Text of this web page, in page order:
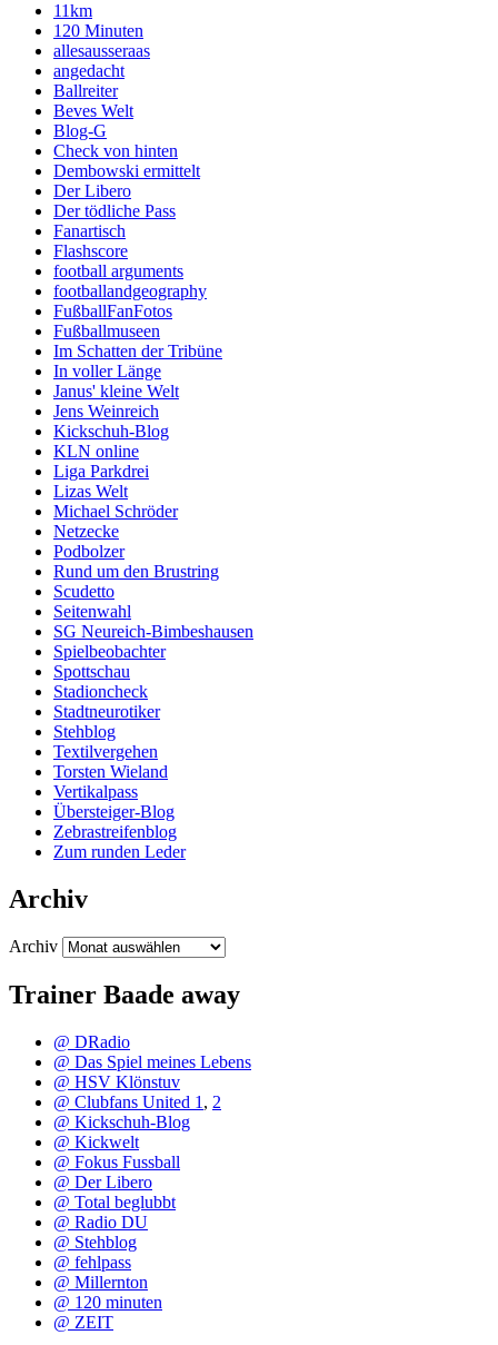
11km
120 Minuten
allesausseraas
angedacht
Ballreiter
Beves Welt
Blog-G
Check von hinten
Dembowski ermittelt
Der Libero
Der tödliche Pass
Fanartisch
Flashscore
football arguments
footballandgeography
FußballFanFotos
Fußballmuseen
Im Schatten der Tribüne
In voller Länge
Janus' kleine Welt
Jens Weinreich
Kickschuh-Blog
KLN online
Liga Parkdrei
Lizas Welt
Michael Schröder
Netzecke
Podbolzer
Rund um den Brustring
Scudetto
Seitenwahl
SG Neureich-Bimbeshausen
Spielbeobachter
Spottschau
Stadioncheck
Stadtneurotiker
Stehblog
Textilvergehen
Torsten Wieland
Vertikalpass
Übersteiger-Blog
Zebrastreifenblog
Zum runden Leder
Archiv
Archiv
Trainer Baade away
@ DRadio
@ Das Spiel meines Lebens
@ HSV Klönstuv
@ Clubfans United 1 , 2
@ Kickschuh-Blog
@ Kickwelt
@ Fokus Fussball
@ Der Libero
@ Total beglubbt
@ Radio DU
@ Stehblog
@ fehlpass
@ Millernton
@ 120 minuten
@ ZEIT